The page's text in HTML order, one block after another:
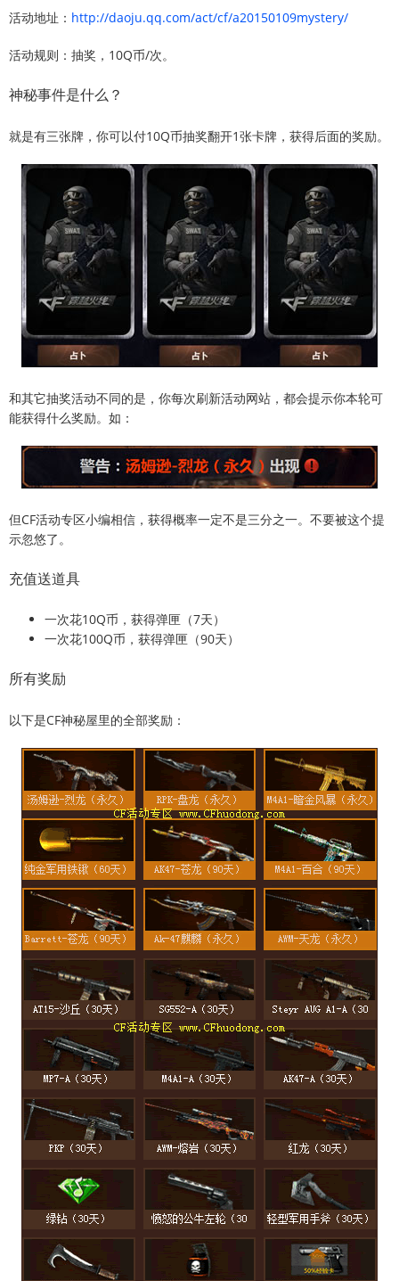
活动地址： http://daoju.qq.com/act/cf/a20150109mystery/
活动规则：抽奖，10Q币/次。
神秘事件是什么？
就是有三张牌，你可以付10Q币抽奖翻开1张卡牌，获得后面的奖励。
和其它抽奖活动不同的是，你每次刷新活动网站，都会提示你本轮可
能获得什么奖励。如：
但CF活动专区小编相信，获得概率一定不是三分之一。不要被这个提
示忽悠了。
充值送道具
一次花10Q币，获得弹匣（7天）
一次花100Q币，获得弹匣（90天）
所有奖励
以下是CF神秘屋里的全部奖励：